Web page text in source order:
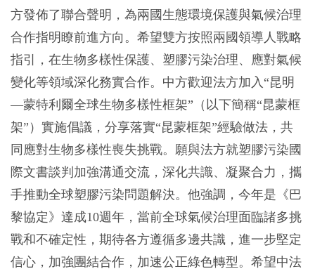
方發佈了聯合聲明，為兩國生態環境保護與氣候治理
合作指明瞭前進方向。希望雙方按照兩國領導人戰略
指引，在生物多樣性保護、塑膠污染治理、應對氣候
變化等領域深化務實合作。中方歡迎法方加入“昆明
—蒙特利爾全球生物多樣性框架”（以下簡稱“昆蒙框
架”）實施倡議，分享落實“昆蒙框架”經驗做法，共
同應對生物多樣性喪失挑戰。願與法方就塑膠污染國
際文書談判加強溝通交流，深化共識、凝聚合力，攜
手推動全球塑膠污染問題解決。他強調，今年是《巴
黎協定》達成10週年，當前全球氣候治理面臨諸多挑
戰和不確定性，期待各方遵循多邊共識，進一步堅定
信心，加強團結合作，加速公正綠色轉型。希望中法